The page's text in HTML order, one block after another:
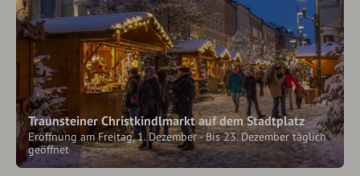
Traunsteiner Christkindlmarkt auf dem Stadtplatz
Eröffnung am Freitag, 1. Dezember - Bis 23. Dezember täglich
geöffnet